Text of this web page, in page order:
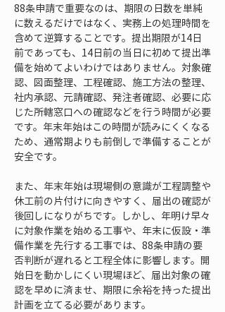
88条申請で重要なのは、期限の日数を単純
に数えるだけではなく、実務上の処理時間を
含めて逆算することです。提出期限が14日
前であっても、14日前の当日に初めて提出準
備を始めてよいわけではありません。対象確
認、図面整理、工程確認、施工方法の整理、
社内承認、元請確認、発注者確認、必要に応
じた所轄窓口への確認などを行う時間が必要
です。年末年始はこの時間が読みにくくなる
ため、通常期よりも前倒しで準備することが
安全です。
また、年末年始は現場側の意識が工程調整や
休工前の片付けに向きやすく、届出の確認が
後回しになりがちです。しかし、年明け早々
に対象作業を始める工事や、年末に仮設・準
備作業を先行する工事では、88条申請の要
否判断が遅れると工程全体に影響します。開
始日を動かしにくい現場ほど、届出対象の確
認を早めに済ませ、期限に余裕を持った提出
計画を立てる必要があります。